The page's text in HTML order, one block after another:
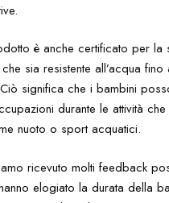
è anche certificato per la
sia resistente all’acqua fino
significa che i bambini
durante le attività
nuoto o sport acquatici.
ricevuto molti feedback
elogiato la durata della